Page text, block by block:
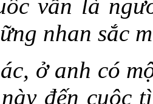
vẫn là
nhan sắc
ở anh có
đến cuộc